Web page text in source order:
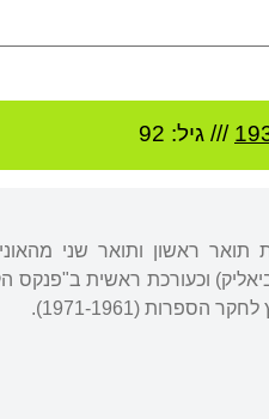
/// גיל: 92
ראשון ותואר שני
וכעורכת ראשית
(1971-1961).